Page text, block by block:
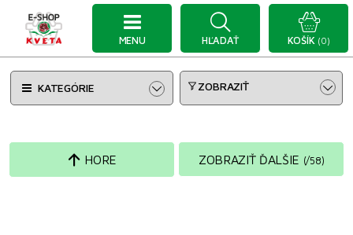
MENU HĽADAŤ KOŠÍK (0)
KATEGÓRIE ZOBRAZIŤ
ZOBRAZIŤ ĎALŠIE (/58)
HORE